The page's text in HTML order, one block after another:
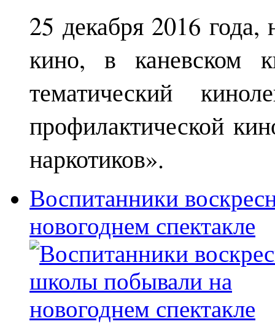
25 декабря 2016
кино, в каневском
тематический
профилактической
наркотиков».
Воспитанники
новогоднем спектакле